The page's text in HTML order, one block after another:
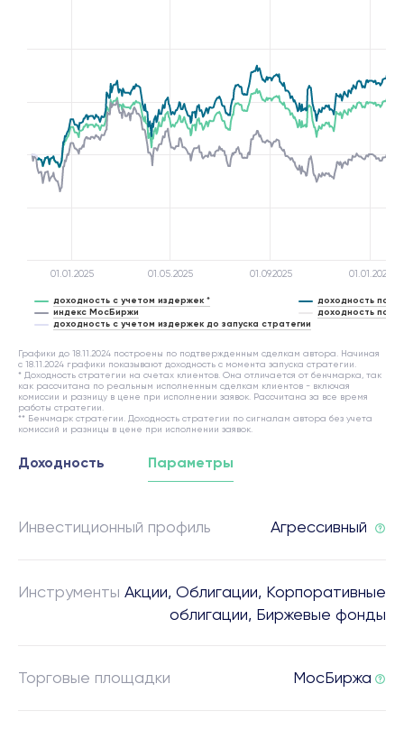
01.01.2025 01.05.2025 01.09.2025 01.01.2026
доходность с учетом издержек *
доходность по
индекс МосБиржи
доходность по
доходность с учетом издержек до запуска стратегии
Графики до 18.11.2024 построены по подтвержденным сделкам автора. Начиная
с 18.11.2024 графики показывают доходность с момента запуска стратегии.
* Доходность стратегии на счетах клиентов. Она отличается от бенчмарка, так
как рассчитана по реальным исполненным сделкам клиентов - включая
комиссии и разницу в цене при исполнении заявок. Рассчитана за все время
работы стратегии.
** Бенчмарк стратегии. Доходность стратегии по сигналам автора без учета
комиссий и разницы в цене при исполнении заявок.
Доходность Параметры
Инвестиционный профиль Агрессивный
Инструменты Акции, Облигации, Корпоративные
облигации, Биржевые фонды
Торговые площадки МосБиржа